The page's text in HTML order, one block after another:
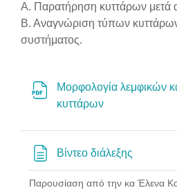
Α. Παρατήρηση κυττάρων
Β. Αναγνώριση τύπων
συστήματος.
Μορφολογία λεμφικών
κυττάρων
Βίντεο διάλεξης
Παρουσίαση από την κα Έλενα